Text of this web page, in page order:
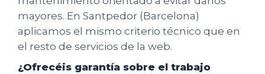
mayores. En Santpedor (Barcelona)
aplicamos el mismo criterio técnico que en
el resto de servicios de la web.
¿Ofrecéis garantía sobre el trabajo